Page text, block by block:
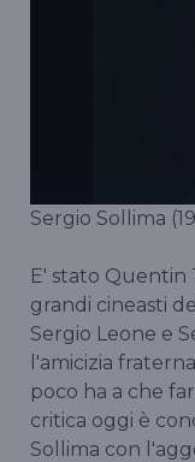
Sergio Sollima
E' stato Quentin
grandi cineasti
Sergio Leone e
l'amicizia
poco ha a che
critica oggi è
Sollima con